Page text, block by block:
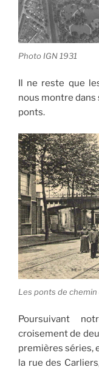
Photo IGN 1931
Il ne reste que
nous montre
ponts.
Les ponts de
Poursuivant
croisement de
premières séries,
la rue des